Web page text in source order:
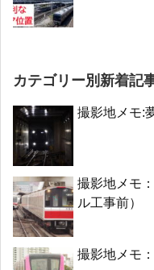
カテゴリー別新着記
撮影地メモ:
撮影地メモ
ル工事前）
撮影地メモ